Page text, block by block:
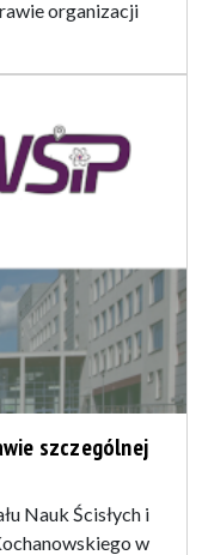
organizacji
szczególnej
Nauk Ścisłych i
w